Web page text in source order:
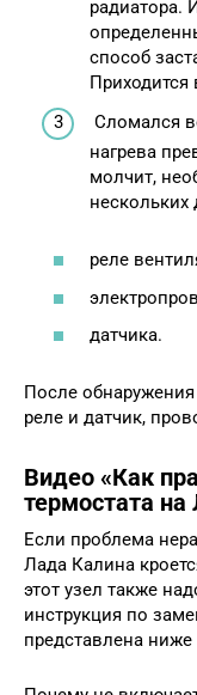
радиатора.
способ
Приходится
Сломался
нагрева
молчит,
нескольких
реле
датчика.
После
реле и датчик,
Видео «Как
термостата
Если проблема
Лада Калина
этот узел также
инструкция по
представлена